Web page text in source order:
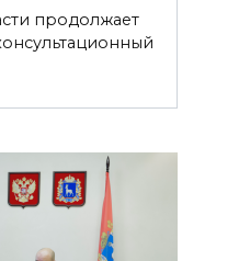
продолжает